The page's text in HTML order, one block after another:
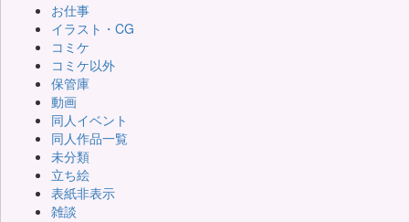
お仕事
イラスト・CG
コミケ
コミケ以外
保管庫
動画
同人イベント
同人作品一覧
未分類
立ち絵
表紙非表示
雑談